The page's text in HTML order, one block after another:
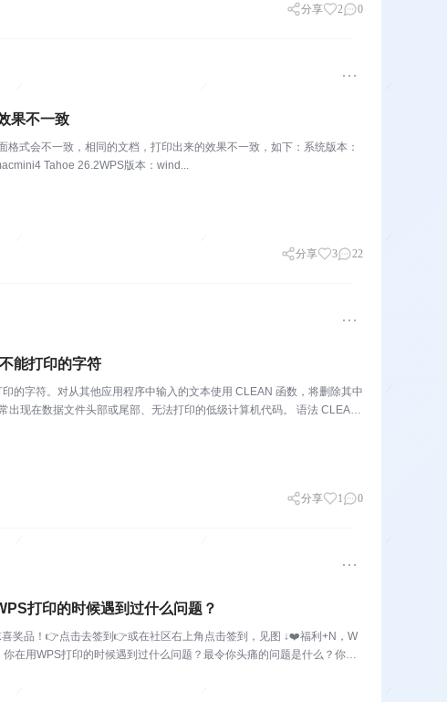
分享 2 0
果不一致
式会不一致，相同的文档，打印出来的效果不一致，如下：系统版本：
Tahoe 26.2WPS版本：wind...
分享 3 22
能打印的字符
的字符。对从其他应用程序中输入的文本使用 CLEAN 函数，将删除其中
现在数据文件头部或尾部、无法打印的低级计算机代码。 语法 CLEAN
分享 1 0
打印的时候遇到过什么问题？
奖品！👉点击去签到👉或在社区右上角点击签到，见图 ↓❤️福利+N，W
在用WPS打印的时候遇到过什么问题？最令你头痛的问题是什么？你有